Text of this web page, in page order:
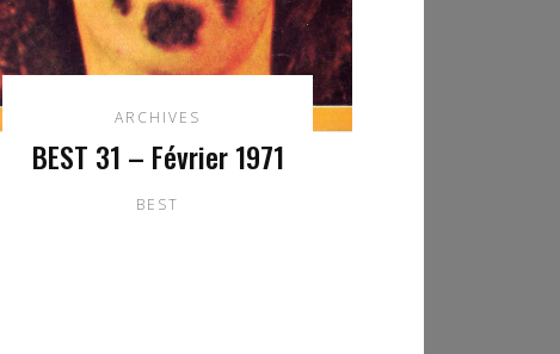
ARCHIVES
BEST 31 – Février 1971
BEST